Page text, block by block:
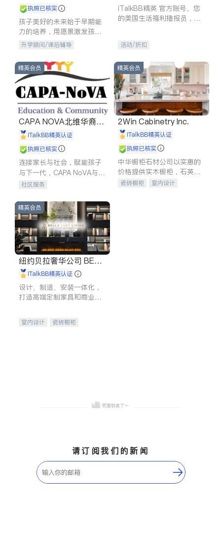
执照已核实
孩子美好的未来始于早期能
力的培养，用愿景激发孩子
的学习潜力和动力。理念：
石。
升学顾问/课后辅导
iTalkBB精英 官方账号。您
的美国生活福利播报员，精
专属福利。
活动/折扣
精英会员
CAPA NOVA北维华裔家
长会iTalkBB精英认证
执照已核实
连接家长与社会，赋能孩子
与下一代，CAPA NoVA与您
携手建设包容、公平、充满
社区服务
精英会员
2Win Cabinetry Inc.
iTalkBB精英认证
执照已核实
中华橱柜石材公司以实惠的
价格提供实木橱柜，石英石
台面，多种优质不锈钢水
瓷砖橱柜
室内设计
精英会员
纽约贝拉奢华公司 BELL
A LUXE
iTalkBB精英认证
设计、制造、安装一体化，
打造高端定制家具和商业空
室内设计
瓷砖橱柜
请订阅我们的新闻